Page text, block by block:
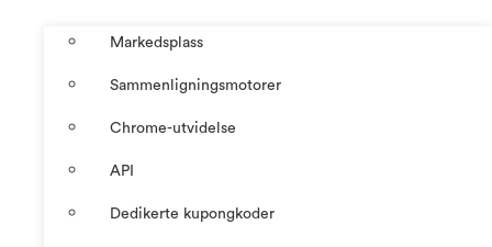
Markedsplass
Sammenligningsmotorer
Chrome-utvidelse
API
Dedikerte kupongkoder